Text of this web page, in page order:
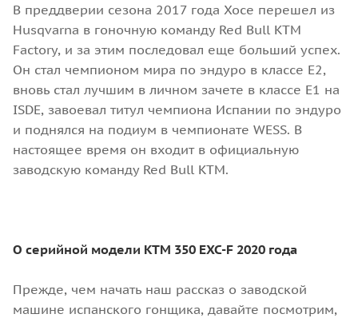
В преддверии сезона 2017 года Хосе перешел из
Husqvarna в гоночную команду Red Bull KTM
Factory, и за этим последовал еще больший успех.
Он стал чемпионом мира по эндуро в классе Е2,
вновь стал лучшим в личном зачете в классе Е1 на
ISDE, завоевал титул чемпиона Испании по эндуро
и поднялся на подиум в чемпионате WESS. В
настоящее время он входит в официальную
заводскую команду Red Bull KTM.
О серийной модели КТМ 350 EXC-F 2020 года
Прежде, чем начать наш рассказ о заводской
машине испанского гонщика, давайте посмотрим,